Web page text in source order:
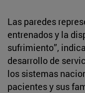
Las paredes
entrenados y la
sufrimiento”,
desarrollo de
los sistemas
pacientes y sus